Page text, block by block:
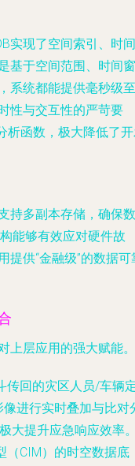
实现了空间索引、时间
基于空间范围、时间窗
系统都能提供毫秒级至
性与交互性的严苛要
析函数，极大降低了
持多副本存储，确保数
能够有效应对硬件故
提供“金融级”的数据可
上层应用的强大赋能。
传回的灾区人员/车辆
进行实时叠加与比对
大提升应急响应效率
（CIM）的时空数据底